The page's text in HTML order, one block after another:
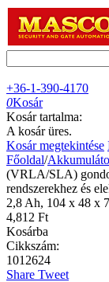
+36-1-390-4170
0Kosár
Kosár tartalma:
A kosár üres.
Kosár megtekintése
Főoldal/
(VRLA/SLA)
rendszerekhez és
2,8 Ah, 104 x 48 x
4,812 Ft
Kosárba
Cikkszám:
1012624
Share Tweet